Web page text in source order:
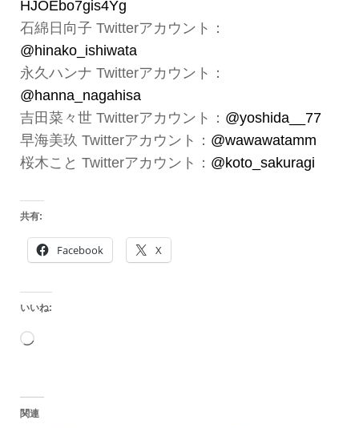
HJOEbo7gis4Yg
石綿日向子 Twitterアカウント：
@hinako_ishiwata
永久ハンナ Twitterアカウント：
@hanna_nagahisa
吉田菜々世 Twitterアカウント： @yoshida__77
早海美玖 Twitterアカウント： @wawawatamm
桜木こと Twitterアカウント： @koto_sakuragi
共有:
Facebook X
いいね:
読
込
関連